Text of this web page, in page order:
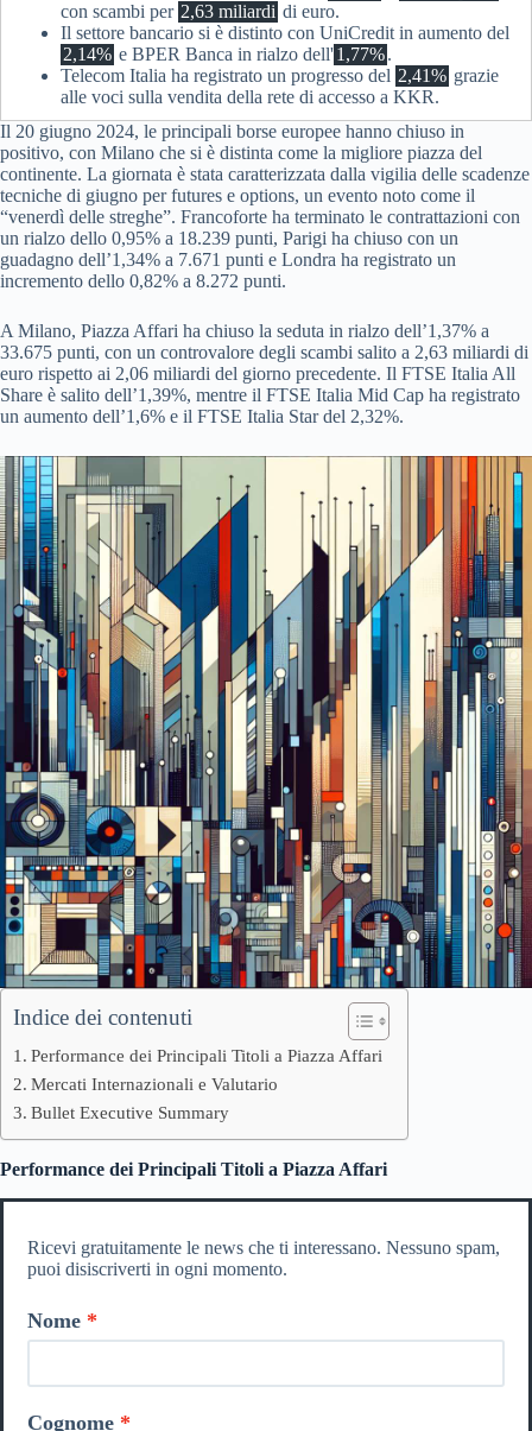
con scambi per 2,63 miliardi di euro.
Il settore bancario si è distinto con UniCredit in aumento del
2,14% e BPER Banca in rialzo dell'1,77%.
Telecom Italia ha registrato un progresso del 2,41% grazie
alle voci sulla vendita della rete di accesso a KKR.
Il 20 giugno 2024, le principali borse europee hanno chiuso in
positivo, con Milano che si è distinta come la migliore piazza del
continente. La giornata è stata caratterizzata dalla vigilia delle scadenze
tecniche di giugno per futures e options, un evento noto come il
“venerdì delle streghe”. Francoforte ha terminato le contrattazioni con
un rialzo dello 0,95% a 18.239 punti, Parigi ha chiuso con un
guadagno dell’1,34% a 7.671 punti e Londra ha registrato un
incremento dello 0,82% a 8.272 punti.
A Milano, Piazza Affari ha chiuso la seduta in rialzo dell’1,37% a
33.675 punti, con un controvalore degli scambi salito a 2,63 miliardi di
euro rispetto ai 2,06 miliardi del giorno precedente. Il FTSE Italia All
Share è salito dell’1,39%, mentre il FTSE Italia Mid Cap ha registrato
un aumento dell’1,6% e il FTSE Italia Star del 2,32%.
Indice dei contenuti
Performance dei Principali Titoli a Piazza Affari
Mercati Internazionali e Valutario
Bullet Executive Summary
Performance dei Principali Titoli a Piazza Affari
Ricevi gratuitamente le news che ti interessano. Nessuno spam,
puoi disiscriverti in ogni momento.
Nome
Cognome